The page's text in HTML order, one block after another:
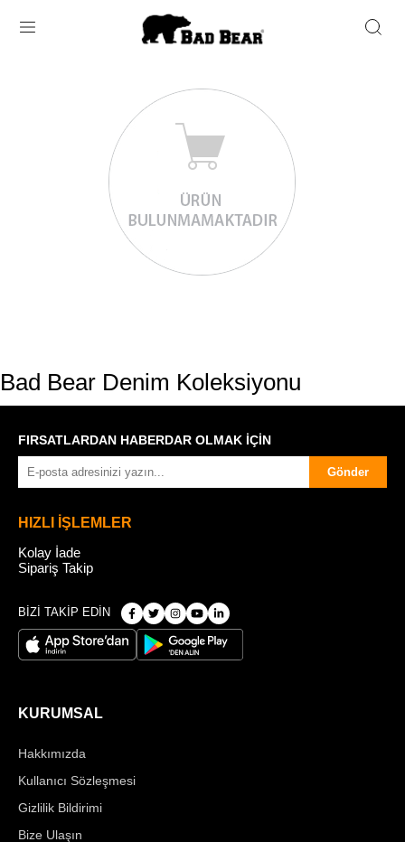
Bad Bear Denim Koleksiyonu
FIRSATLARDAN HABERDAR OLMAK İÇİN
Gönder
HIZLI İŞLEMLER
Kolay İade
Sipariş Takip
BİZİ TAKİP EDİN
KURUMSAL
Hakkımızda
Kullanıcı Sözleşmesi
Gizlilik Bildirimi
Bize Ulaşın